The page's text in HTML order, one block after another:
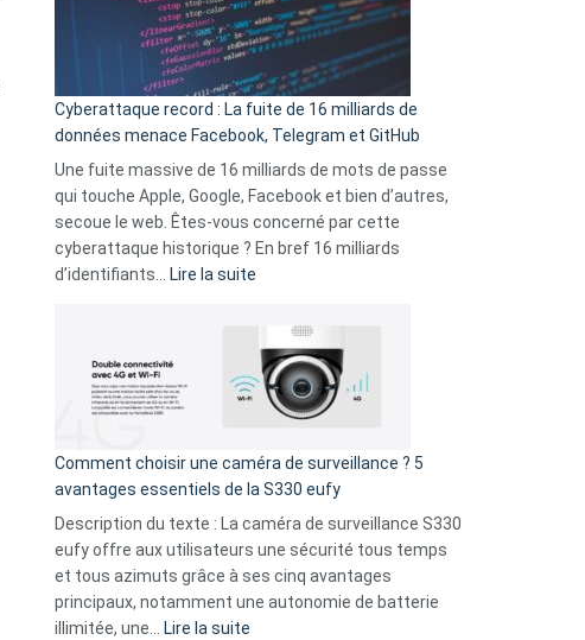
Le
Wrapped
Party
pour
comparer
vos
goûts
musicaux
avec
9
amis
Cyberattaque record : La fuite de 16 milliards de
données menace Facebook, Telegram et GitHub
Une fuite massive de 16 milliards de mots de passe
qui touche Apple, Google, Facebook et bien d’autres,
secoue le web. Êtes-vous concerné par cette
cyberattaque historique ? En bref 16 milliards
d’identifiants…
Lire la suite
record
La
fuite
16
milliards
données
menace
Facebook,
Telegram
Comment choisir une caméra de surveillance ? 5
avantages essentiels de la S330 eufy
Description du texte : La caméra de surveillance S330
eufy offre aux utilisateurs une sécurité tous temps
et tous azimuts grâce à ses cinq avantages
principaux, notamment une autonomie de batterie
illimitée, une…
Lire la suite